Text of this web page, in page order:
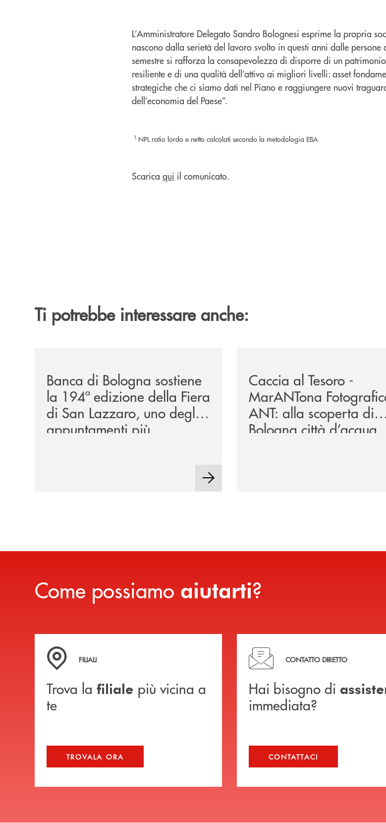
L’Amministratore Delegato Sandro Bolognesi esprime la propria
nascono dalla serietà del lavoro svolto in questi anni dalle persone
semestre si rafforza la consapevolezza di disporre di un
resiliente e di una qualità dell’attivo ai migliori livelli: asset
strategiche che ci siamo dati nel Piano e raggiungere nuovi
dell’economia del Paese”.
1 NPL ratio lordo e netto calcolati secondo la metodologia EBA
Scarica qui il comunicato.
Ti potrebbe interessare anche:
Banca di Bologna sostiene
la 194ª edizione della Fiera
di San Lazzaro, uno degli
appuntamenti più
Caccia al Tesoro -
MarANTona
ANT: alla scoperta di
Bologna città d’acqua
Come possiamo aiutarti?
Trova la filiale più vicina a te
FILIALI
Trova la filiale più vicina a
te
TROVALA ORA
Hai bisogno di assistenza immediata?
CONTATTO DIRETTO
Hai bisogno di
immediata?
CONTATTACI